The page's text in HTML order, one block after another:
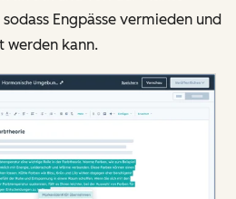
Engpässe vermieden und
werden kann.